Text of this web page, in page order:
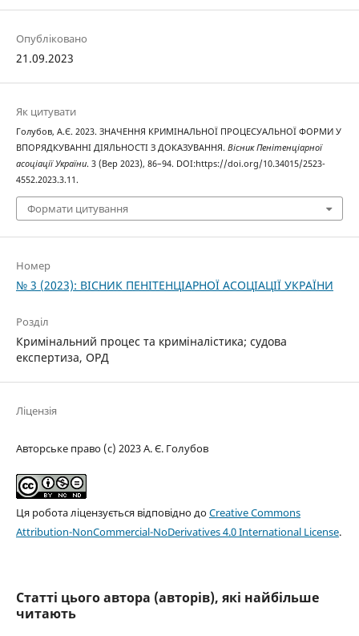
Опубліковано
21.09.2023
Як цитувати
Голубов, А.Є. 2023. ЗНАЧЕННЯ КРИМІНАЛЬНОЇ ПРОЦЕСУАЛЬНОЇ ФОРМИ У
ВПОРЯДКУВАННІ ДІЯЛЬНОСТІ З ДОКАЗУВАННЯ. Вісник Пенітенціарної
асоціації України. 3 (Вер 2023), 86–94. DOI:https://doi.org/10.34015/2523-
4552.2023.3.11.
Формати цитування
Номер
№ 3 (2023): ВІСНИК ПЕНІТЕНЦІАРНОЇ АСОЦІАЦІЇ УКРАЇНИ
Розділ
Кримінальний процес та криміналістика; судова
експертиза, ОРД
Ліцензія
Авторське право (c) 2023 А. Є. Голубов
Ця робота ліцензується відповідно доCreative Commons
Attribution-NonCommercial-NoDerivatives 4.0 International License.
Статті цього автора (авторів), які найбільше
читають